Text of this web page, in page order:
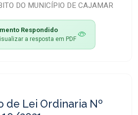
DO MUNICÍPIO DE CAJAMAR
Respondido
a resposta em PDF
de Lei Ordinaria Nº